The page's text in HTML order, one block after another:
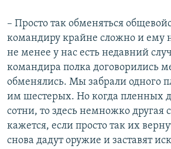
– Просто так обменяться
командиру крайне сложно и ему
не менее у нас есть недавний
командира полка договорились
обменялись. Мы забрали одного
им шестерых. Но когда пленных
сотни, то здесь немножко другая
кажется, если просто так их
снова дадут оружие и заставят